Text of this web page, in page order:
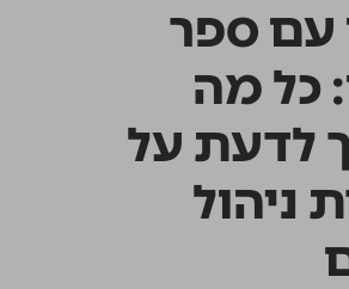
עם ספר
כל מה
לדעת על
ניהול